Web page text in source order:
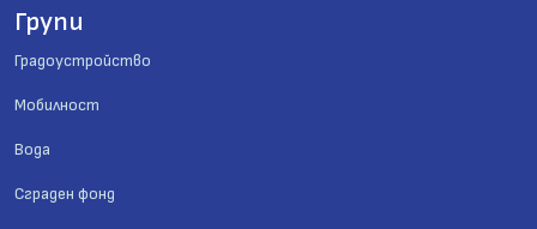
Групи
Градоустройство
Мобилност
Вода
Сграден фонд